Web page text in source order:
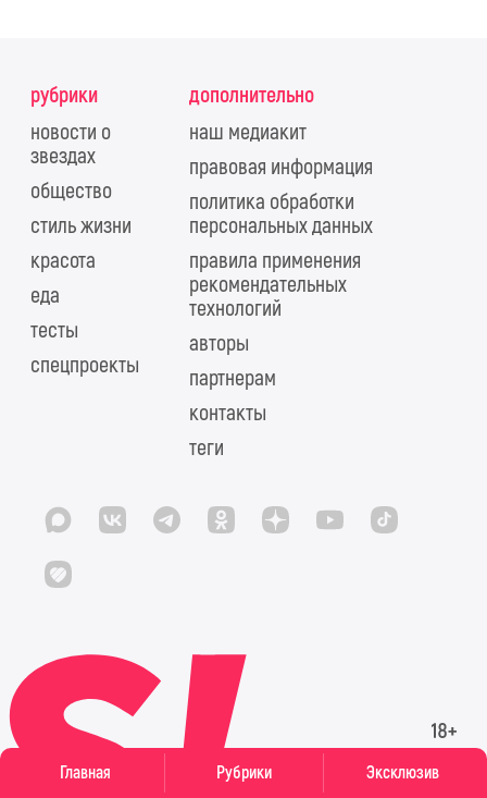
Главная Рубрики Эксклюзив
рубрики
новости о
звездах
общество
стиль жизни
красота
еда
тесты
спецпроекты
дополнительно
наш медиакит
правовая информация
политика обработки
персональных данных
правила применения
рекомендательных
технологий
авторы
партнерам
контакты
теги